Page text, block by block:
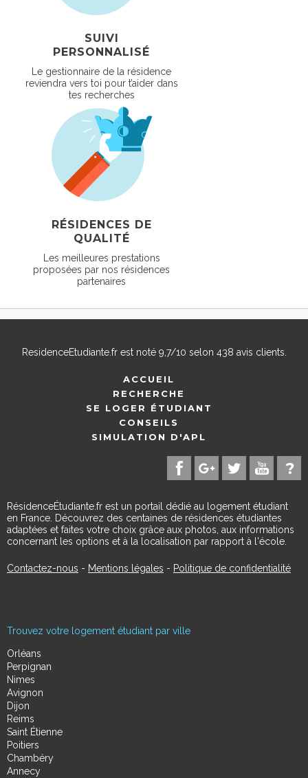
SUIVI
PERSONNALISÉ
Le gestionnaire de la résidence
reviendra vers toi pour t’aider dans
tes recherches
RÉSIDENCES DE
QUALITÉ
Les meilleures prestations
proposées par nos résidences
partenaires
ResidenceEtudiante.frest noté 9,7/10 selon 438 avis clients.
ACCUEIL
RECHERCHE
SE LOGER ÉTUDIANT
CONSEILS
SIMULATION D'APL
RésidenceÉtudiante.fr est un portail dédié au logement étudiant
en France. Découvrez des centaines de résidences étudiantes
adaptées et faites votre choix grâce aux photos, aux informations
concernant les options et à la localisation par rapport à l'école.
Contactez-nous - Mentions légales - Politique de confidentialité
Trouvez votre logement étudiant par ville
Orléans
Perpignan
Nimes
Avignon
Dijon
Reims
Saint Étienne
Poitiers
Chambéry
Annecy